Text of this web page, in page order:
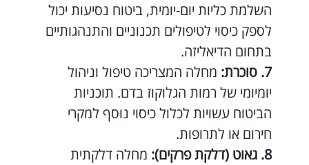
השלמת כליות יום-יומית, ביטוח נסיעות יכול
לספק כיסוי לטיפולים תכנוניים והתנהגותיים
בתחום הדיאליזה.
סוכרת: מחלה המצריכה טיפול וניהול
יומיומי של רמות הגלוקוז בדם. תוכניות
הביטוח עשויות לכלול כיסוי נוסף למקרי
חירום או לתרופות.
גאוט (דלקת פרקים): מחלה דלקתית